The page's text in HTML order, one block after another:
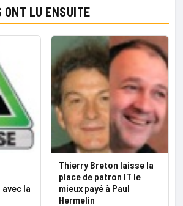
ONT LU ENSUITE
la
Thierry Breton laisse la
place de patron IT le
mieux payé à Paul
Hermelin